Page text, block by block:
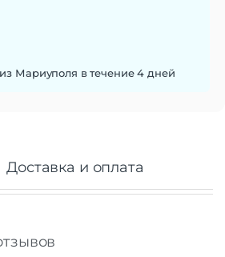
Мариуполя в течение 4 дней
Доставка и оплата